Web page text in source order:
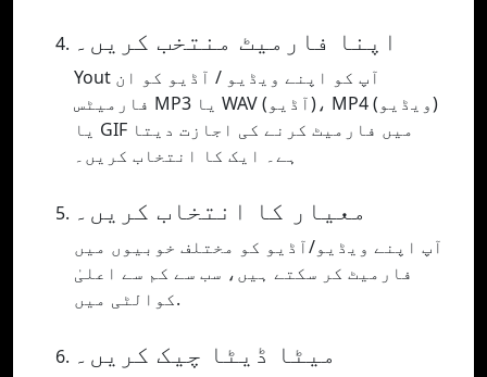
اپنا فارمیٹ منتخب کریں۔
Yout آپ کو اپنے ویڈیو / آڈیو کو ان
فارمیٹس MP3 یا WAV (آڈیو)، MP4 (ویڈیو)
یا GIF میں فارمیٹ کرنے کی اجازت دیتا
ہے۔ ایک کا انتخاب کریں۔
معیار کا انتخاب کریں۔
آپ اپنے ویڈیو/آڈیو کو مختلف خوبیوں میں
فارمیٹ کر سکتے ہیں، سب سے کم سے اعلیٰ
کوالٹی میں.
میٹا ڈیٹا چیک کریں۔